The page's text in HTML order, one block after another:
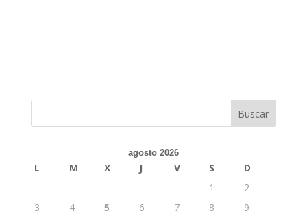
agosto 2026
L M X J V S
D
1
2
3
4 5 6 7 8
9